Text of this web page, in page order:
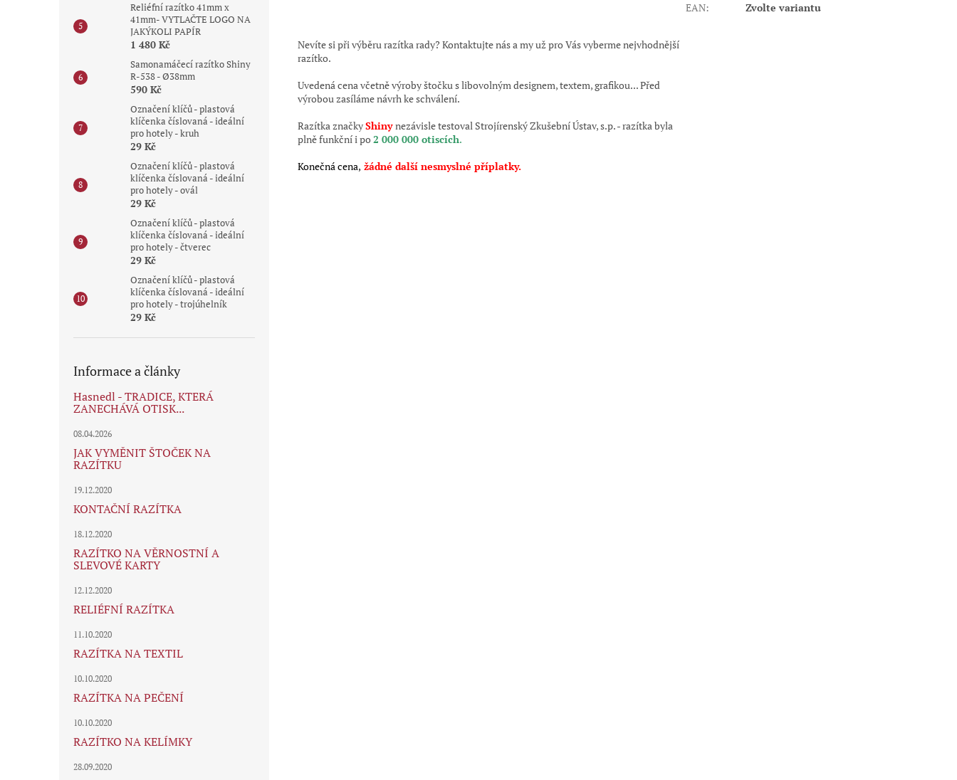
Reliéfní razítko 41mm x
41mm- VYTLAČTE LOGO NA
JAKÝKOLI PAPÍR
1 480 Kč
Samonamáčecí razítko Shiny
R-538 - Ø38mm
590 Kč
Označení klíčů - plastová
klíčenka číslovaná - ideální
pro hotely - kruh
29 Kč
Označení klíčů - plastová
klíčenka číslovaná - ideální
pro hotely - ovál
29 Kč
Označení klíčů - plastová
klíčenka číslovaná - ideální
pro hotely - čtverec
29 Kč
Označení klíčů - plastová
klíčenka číslovaná - ideální
pro hotely - trojúhelník
29 Kč
Informace a články
Hasnedl - TRADICE, KTERÁ
ZANECHÁVÁ OTISK...
08.04.2026
JAK VYMĚNIT ŠTOČEK NA
RAZÍTKU
19.12.2020
KONTAČNÍ RAZÍTKA
18.12.2020
RAZÍTKO NA VĚRNOSTNÍ A
SLEVOVÉ KARTY
12.12.2020
RELIÉFNÍ RAZÍTKA
11.10.2020
RAZÍTKA NA TEXTIL
10.10.2020
RAZÍTKA NA PEČENÍ
10.10.2020
RAZÍTKO NA KELÍMKY
28.09.2020
Nevíte si při výběru razítka rady? Kontaktujte nás a my už pro Vás vyberme nejvhodnější
razítko.
Uvedená cena včetně výroby štočku s libovolným designem, textem, grafikou... Před
výrobou zasíláme návrh ke schválení.
Razítka značkyShiny nezávisle testoval Strojírenský Zkušební Ústav, s.p. - razítka byla
plně funkční i po2 000 000 otiscích.
Konečná cena, žádné další nesmyslné příplatky.
EAN: Zvolte variantu